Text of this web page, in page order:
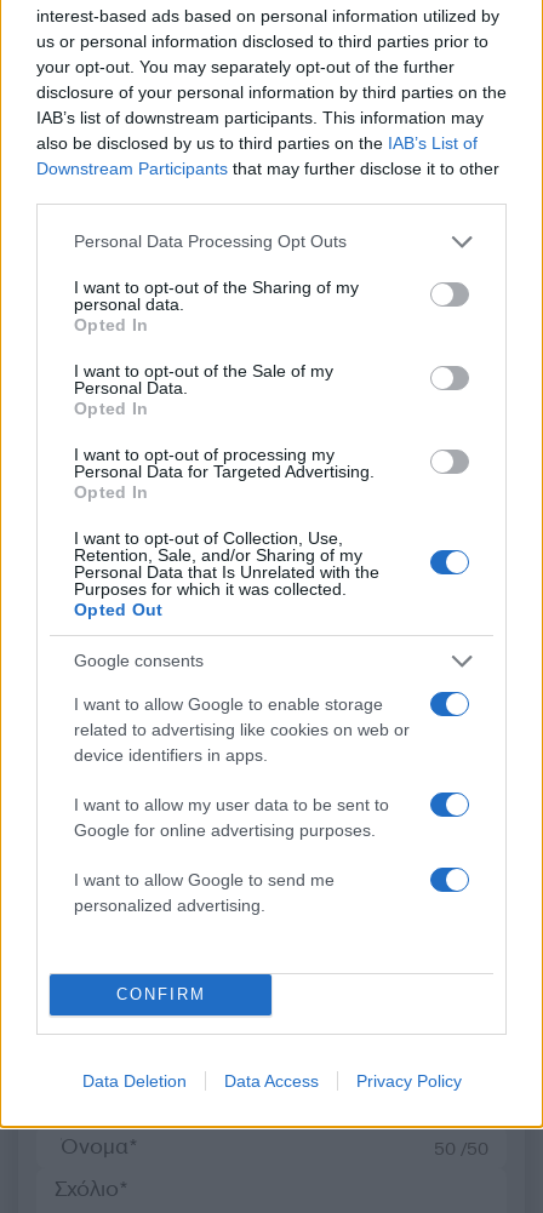
interest-based ads based on personal information utilized by
us or personal information disclosed to third parties prior to
your opt-out. You may separately opt-out of the further
disclosure of your personal information by third parties on the
IAB’s list of downstream participants. This information may
also be disclosed by us to third parties on the IAB’s List of
Downstream Participants that may further disclose it to other
Please note that this website/app uses one or more Google
not limited to your visit or usage behaviour. You may click to
grant or deny consent to Google and its third-party tags to
use your data for below specified purposes in below Google
consent section.
Personal Data Processing Opt Outs
I want to opt-out of the Sharing of my
personal data.
Opted In
I want to opt-out of the Sale of my
Personal Data.
Opted In
I want to opt-out of processing my
Personal Data for Targeted Advertising.
Opted In
I want to opt-out of Collection, Use,
Retention, Sale, and/or Sharing of my
Personal Data that Is Unrelated with the
Purposes for which it was collected.
Opted Out
Google consents
I want to allow Google to enable storage
related to advertising like cookies on web or
device identifiers in apps.
I want to allow my user data to be sent to
Google for online advertising purposes.
I want to allow Google to send me
personalized advertising.
CONFIRM
Data Deletion Data Access Privacy Policy
ΔΙΑΦΗΜΙΣΗ
Σχολίασε εδώ
50 /50
Αν τα χάσατε
Συναγερμός στον
Λυκαβηττό: Βρέθηκε
στο εκκλησάκι των Αγίων
Ισιδώρων - Φωτογραφίες
Συναγερμός για
έως 9 μποφόρ και
Αττική και Βοιωτία
«επικίνδυνες»